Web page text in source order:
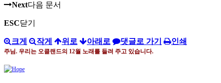
Next다음 문서
ESC닫기
크게 작게 위로 아래로 댓글로 가기 인쇄
주님. 우리는 오클랜드의 12월 노래를 들려 주고 있습니다.